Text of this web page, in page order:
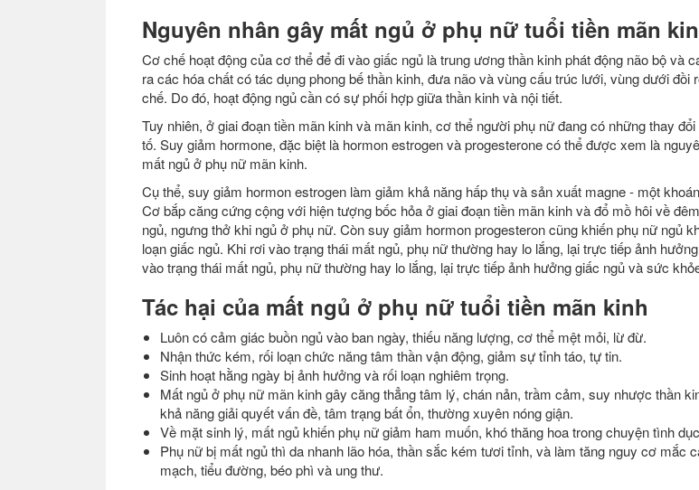
Nguyên nhân gây mất ngủ ở phụ nữ tuổi tiền mãn
Cơ chế hoạt động của cơ thể để đi vào giấc ngủ là trung ương thần kinh phát động não bộ và
ra các hóa chất có tác dụng phong bế thần kinh, đưa não và vùng cấu trúc lưới, vùng dưới đồi
chế. Do đó, hoạt động ngủ cần có sự phối hợp giữa thần kinh và nội tiết.
Tuy nhiên, ở giai đoạn tiền mãn kinh và mãn kinh, cơ thể người phụ nữ đang có những thay
tố. Suy giảm hormone, đặc biệt là hormon estrogen và progesterone có thể được xem là
mất ngủ ở phụ nữ mãn kinh.
Cụ thể, suy giảm hormon estrogen làm giảm khả năng hấp thụ và sản xuất magne - một
Cơ bắp căng cứng cộng với hiện tượng bốc hỏa ở giai đoạn tiền mãn kinh và đổ mồ hôi về
ngủ, ngưng thở khi ngủ ở phụ nữ. Còn suy giảm hormon progesteron cũng khiến phụ nữ ngủ
loạn giấc ngủ. Khi rơi vào trạng thái mất ngủ, phụ nữ thường hay lo lắng, lại trực tiếp ảnh
vào trạng thái mất ngủ, phụ nữ thường hay lo lắng, lại trực tiếp ảnh hưởng giấc ngủ và sức
Tác hại của mất ngủ ở phụ nữ tuổi tiền mãn kinh
Luôn có cảm giác buồn ngủ vào ban ngày, thiếu năng lượng, cơ thể mệt mỏi, lừ đừ.
Nhận thức kém, rối loạn chức năng tâm thần vận động, giảm sự tỉnh táo, tự tin.
Sinh hoạt hằng ngày bị ảnh hưởng và rối loạn nghiêm trọng.
Mất ngủ ở phụ nữ mãn kinh gây căng thẳng tâm lý, chán nản, trầm cảm, suy nhược thần
khả năng giải quyết vấn đề, tâm trạng bất ổn, thường xuyên nóng giận.
Về mặt sinh lý, mất ngủ khiến phụ nữ giảm ham muốn, khó thăng hoa trong chuyện tình
Phụ nữ bị mất ngủ thì da nhanh lão hóa, thần sắc kém tươi tỉnh, và làm tăng nguy cơ mắc
mạch, tiểu đường, béo phì và ung thư.